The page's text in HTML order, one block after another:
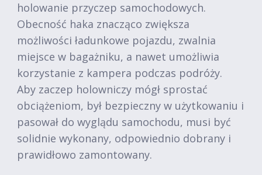
holowanie przyczep samochodowych.
Obecność haka znacząco zwiększa
możliwości ładunkowe pojazdu, zwalnia
miejsce w bagażniku, a nawet umożliwia
korzystanie z kampera podczas podróży.
Aby zaczep holowniczy mógł sprostać
obciążeniom, był bezpieczny w użytkowaniu i
pasował do wyglądu samochodu, musi być
solidnie wykonany, odpowiednio dobrany i
prawidłowo zamontowany.